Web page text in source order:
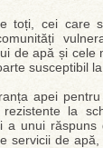
toți, cei care
de apă și
susceptibil
apei
la
unui răspuns
de